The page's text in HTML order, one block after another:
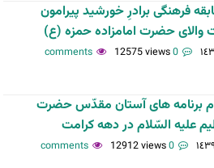
فرهنگی برادرِ خورشید پیرامون
حضرت امامزاده حمزه (ع)
٠١ 0 comments
12575 views
برنامه های آستان مقدّس حضرت
علیه السّلام در دهه کرامت
٢٨ 0 comments
12912 views